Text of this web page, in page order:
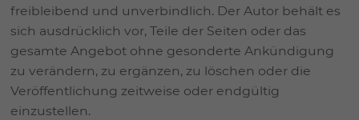
freibleibend und unverbindlich. Der Autor behält es
sich ausdrücklich vor, Teile der Seiten oder das
gesamte Angebot ohne gesonderte Ankündigung
zu verändern, zu ergänzen, zu löschen oder die
Veröffentlichung zeitweise oder endgültig
einzustellen.